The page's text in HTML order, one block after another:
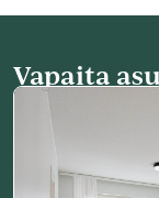
Vapaita